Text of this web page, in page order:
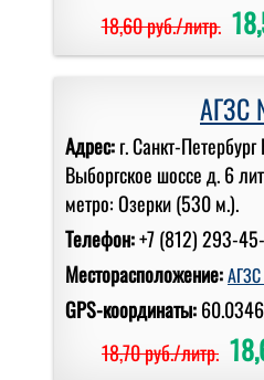
18,60 руб./литр.
Адрес:г. Санкт-
Выборгское шоссе д. 6
метро: Озерки (530 м.).
Телефон:+7 (812) 293-
Месторасположение:
GPS-координаты:
18,70 руб./литр.